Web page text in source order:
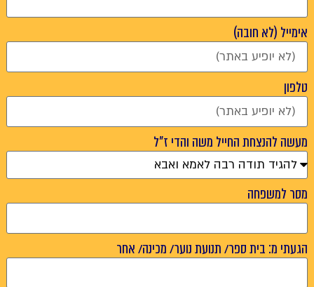
אימייל (לא חובה)
טלפון
מעשה להנצחת החייל משה והדי ז"ל
מסר למשפחה
הגעתי מ: בית ספר/ תנועת נוער/ מכינה/ אחר